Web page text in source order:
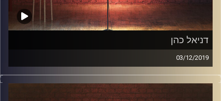
דניאל כהן
03/12/2019
דניאל כהן הוא אחד הסטנדאפיסטים הכי לוהטים בארץ. הסגנון
שלו ייחודי, מקורי ובלתי ניתן לחיקוי והדמות הבימתית שלו היא
כזו שתגרום גם לאדישים ביותר להתפוצץ מצחוק. מה שכן,